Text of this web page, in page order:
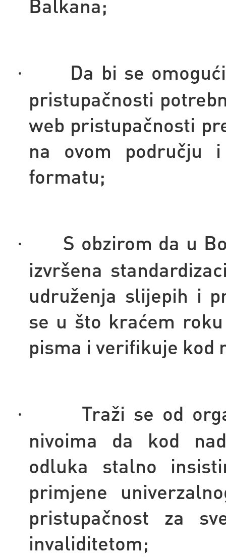
Balkana;
·
Da bi se
pristupačnosti
web pristupačnosti
na ovom području
formatu;
·
S obzirom da u
izvršena
udruženja slijepih i
se u što kraćem
pisma i verifikuje kod
·
Traži se od
nivoima da kod
odluka stalno
primjene
pristupačnost za
invaliditetom;